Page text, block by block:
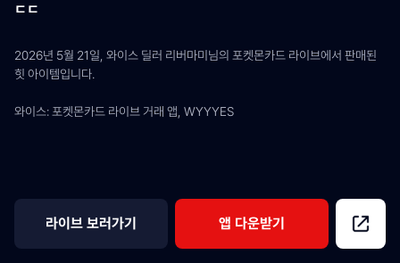
ㄷㄷ
2026년 5월 21일, 와이스 딜러 리버마미님의 포켓몬카드 라이브에서 판매된
힛 아이템입니다.
와이스: 포켓몬카드 라이브 거래 앱, WYYYES
라이브 보러가기 앱 다운받기